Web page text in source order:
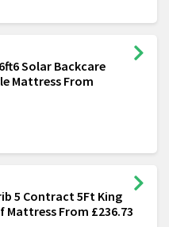
Solar Backcare
Mattress From
5 Contract 5Ft King
Mattress From £236.73